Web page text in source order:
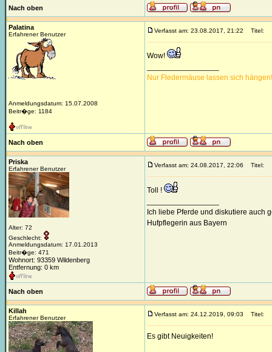
Nach oben
Palatina
Erfahrener Benutzer
Anmeldungsdatum: 15.07.2008
Beitr�ge: 1184
Verfasst am: 23.08.2017, 21:22 Titel:
Wow!
Nur Fledermäuse lassen sich hängen!
Nach oben
Priska
Erfahrener Benutzer
Alter: 72
Geschlecht:
Anmeldungsdatum: 17.01.2013
Beitr�ge: 471
Wohnort: 93359 Wildenberg
Entfernung: 0 km
Verfasst am: 24.08.2017, 22:06 Titel:
Toll !
Ich liebe Pferde und diskutiere auch
Hufpflegerin aus Bayern
Nach oben
Killah
Erfahrener Benutzer
Verfasst am: 24.12.2019, 09:03 Titel:
Es gibt Neuigkeiten!